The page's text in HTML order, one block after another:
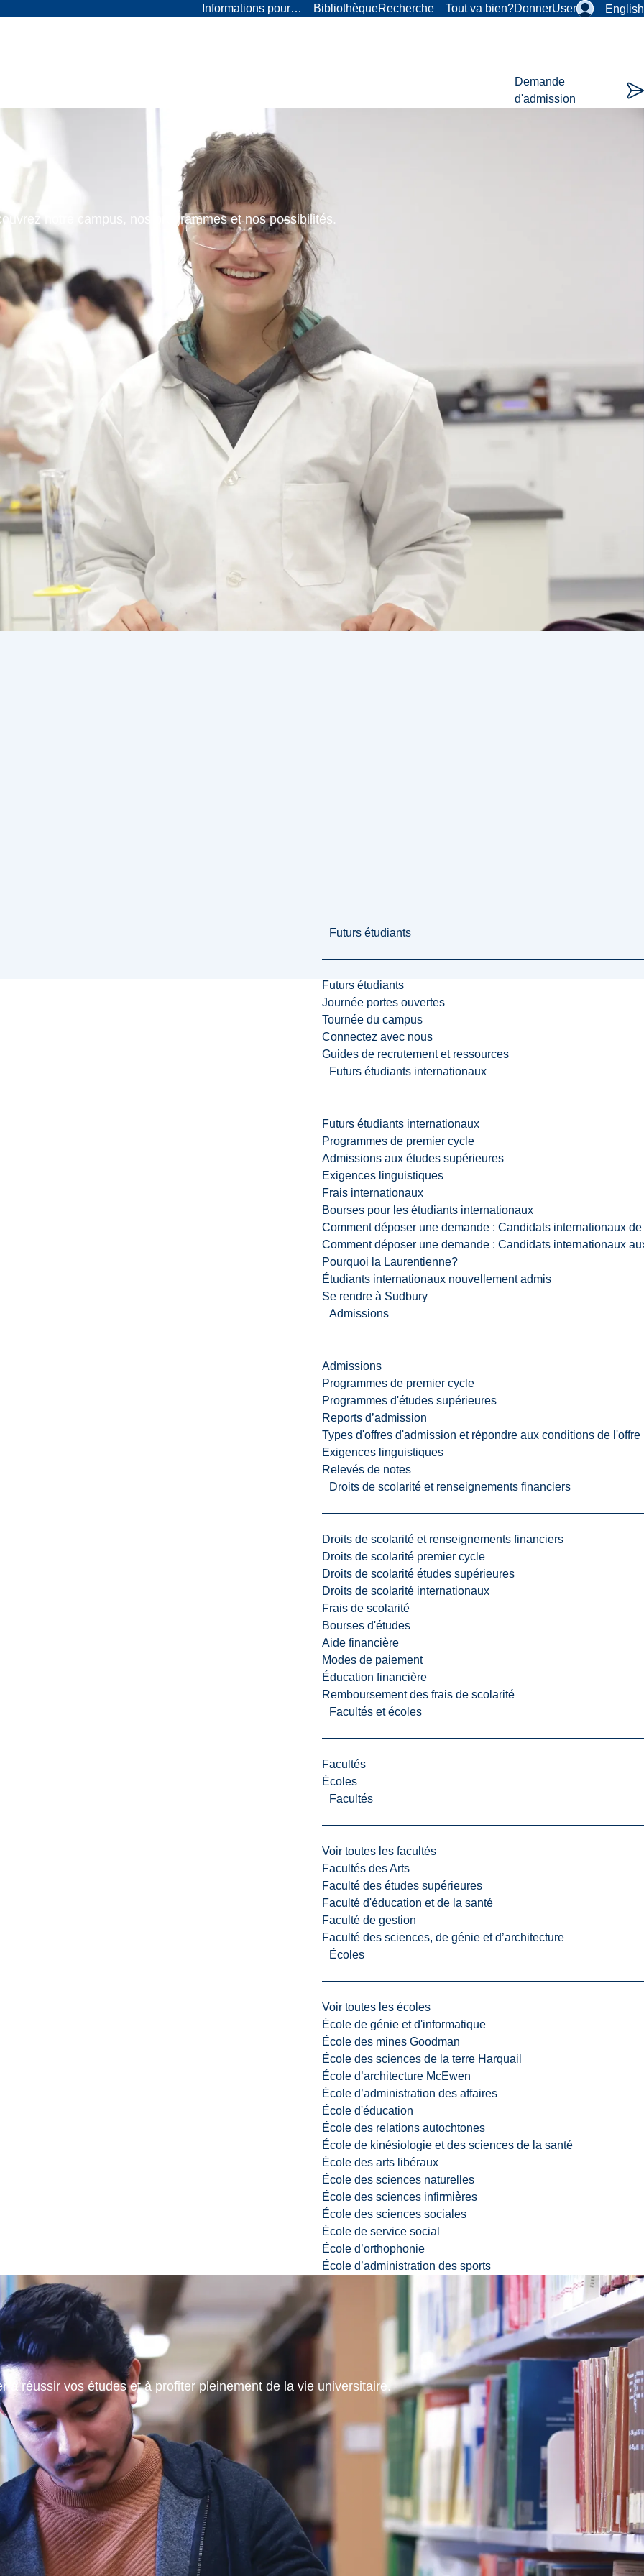
Informations pour… BibliothèqueRecherche Tout va bien?DonnerUser English
Demande
d'admission
notre campus, nos programmes et nos possibilités.
Futurs étudiants
Futurs étudiants
Journée portes ouvertes
Tournée du campus
Connectez avec nous
Guides de recrutement et ressources
Futurs étudiants internationaux
Futurs étudiants internationaux
Programmes de premier cycle
Admissions aux études supérieures
Exigences linguistiques
Frais internationaux
Bourses pour les étudiants internationaux
Comment déposer une demande : Candidats internationaux
Comment déposer une demande : Candidats internationaux
Pourquoi la Laurentienne?
Étudiants internationaux nouvellement admis
Se rendre à Sudbury
Admissions
Admissions
Programmes de premier cycle
Programmes d'études supérieures
Reports d’admission
Types d'offres d'admission et répondre aux conditions de l'offre
Exigences linguistiques
Relevés de notes
Droits de scolarité et renseignements financiers
Droits de scolarité et renseignements financiers
Droits de scolarité premier cycle
Droits de scolarité études supérieures
Droits de scolarité internationaux
Frais de scolarité
Bourses d'études
Aide financière
Modes de paiement
Éducation financière
Remboursement des frais de scolarité
Facultés et écoles
Facultés
Écoles
Facultés
Voir toutes les facultés
Facultés des Arts
Faculté des études supérieures
Faculté d'éducation et de la santé
Faculté de gestion
Faculté des sciences, de génie et d’architecture
Écoles
Voir toutes les écoles
École de génie et d'informatique
École des mines Goodman
École des sciences de la terre Harquail
École d’architecture McEwen
École d’administration des affaires
École d'éducation
École des relations autochtones
École de kinésiologie et des sciences de la santé
École des arts libéraux
École des sciences naturelles
École des sciences infirmières
École des sciences sociales
École de service social
École d’orthophonie
École d’administration des sports
à réussir vos études et à profiter pleinement de la vie universitaire.